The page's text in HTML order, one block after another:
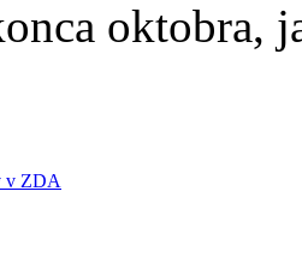
oktobra,
v ZDA